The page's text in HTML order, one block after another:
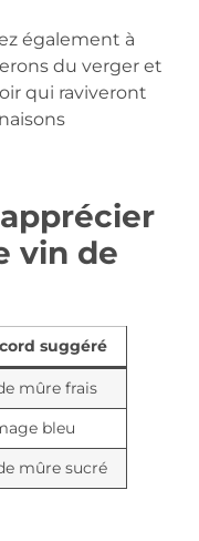
également à
du verger et
qui raviveront
vin de
suggéré
mûre frais
bleu
mûre sucré